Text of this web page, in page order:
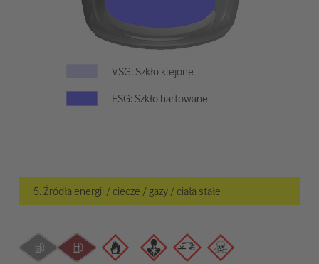
VSG: Szkło klejone
ESG: Szkło hartowane
5. Źródła energii / ciecze / gazy / ciała stałe